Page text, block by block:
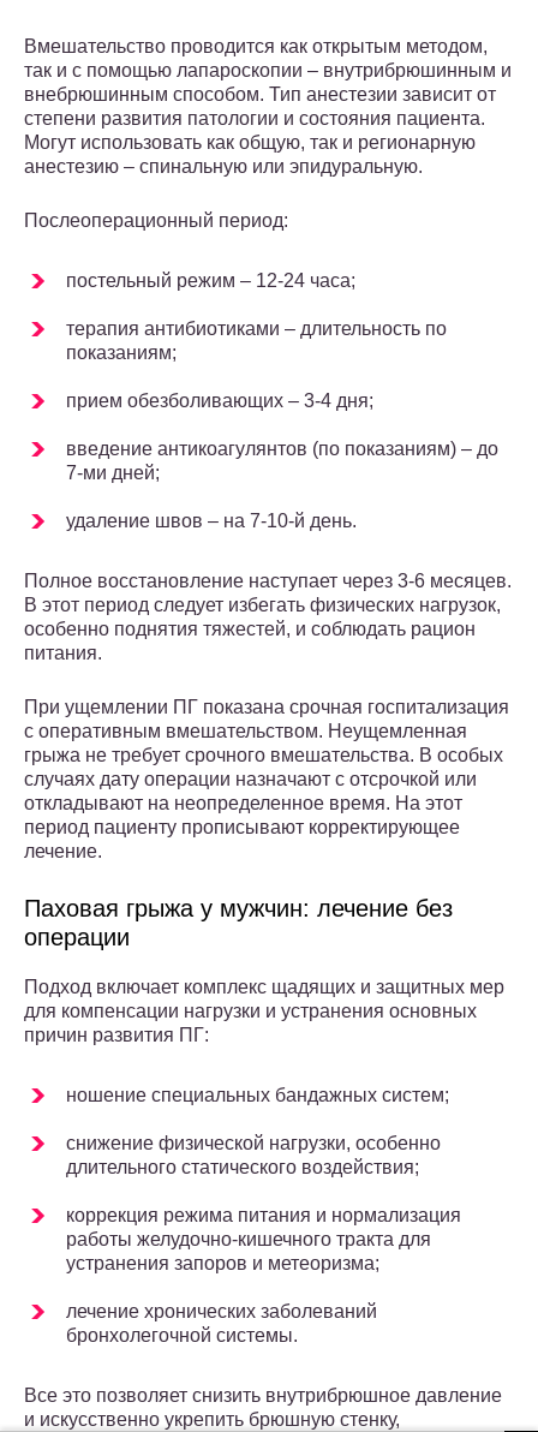
Вмешательство проводится как открытым методом,
так и с помощью лапароскопии – внутрибрюшинным и
внебрюшинным способом. Тип анестезии зависит от
степени развития патологии и состояния пациента.
Могут использовать как общую, так и регионарную
анестезию – спинальную или эпидуральную.
Послеоперационный период:
постельный режим – 12-24 часа;
терапия антибиотиками – длительность по
показаниям;
прием обезболивающих – 3-4 дня;
введение антикоагулянтов (по показаниям) – до
7-ми дней;
удаление швов – на 7-10-й день.
Полное восстановление наступает через 3-6 месяцев.
В этот период следует избегать физических нагрузок,
особенно поднятия тяжестей, и соблюдать рацион
питания.
При ущемлении ПГ показана срочная госпитализация
с оперативным вмешательством. Неущемленная
грыжа не требует срочного вмешательства. В особых
случаях дату операции назначают с отсрочкой или
откладывают на неопределенное время. На этот
период пациенту прописывают корректирующее
лечение.
Паховая грыжа у мужчин: лечение без
операции
Подход включает комплекс щадящих и защитных мер
для компенсации нагрузки и устранения основных
причин развития ПГ:
ношение специальных бандажных систем;
снижение физической нагрузки, особенно
длительного статического воздействия;
коррекция режима питания и нормализация
работы желудочно-кишечного тракта для
устранения запоров и метеоризма;
лечение хронических заболеваний
бронхолегочной системы.
Все это позволяет снизить внутрибрюшное давление
и искусственно укрепить брюшную стенку,